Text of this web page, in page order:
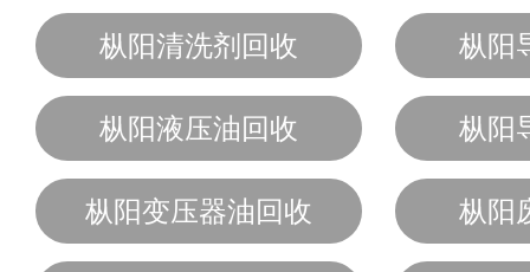
枞阳清洗剂回收 枞阳
枞阳液压油回收 枞阳
枞阳变压器油回收 枞阳